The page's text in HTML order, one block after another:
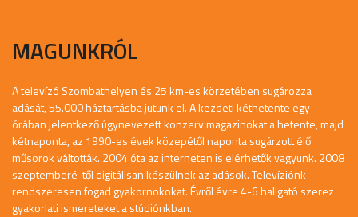
MAGUNKRÓL
A televízó Szombathelyen és 25 km-es körzetében sugározza
adását, 55.000 háztartásba jutunk el. A kezdeti kéthetente egy
órában jelentkező úgynevezett konzerv magazinokat a hetente, majd
kétnaponta, az 1990-es évek közepétől naponta sugárzott élő
műsorok váltották. 2004 óta az interneten is elérhetők vagyunk. 2008
szeptemberé-től digitálisan készülnek az adások. Televíziónk
rendszeresen fogad gyakornokokat. Évről évre 4-6 hallgató szerez
gyakorlati ismereteket a stúdiónkban.